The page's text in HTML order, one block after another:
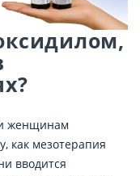
женщинам
как мезотерапия
вводится